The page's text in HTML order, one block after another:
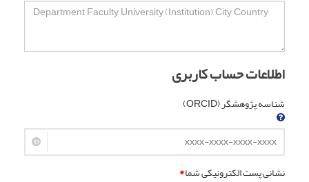
اطلاعات حساب کاربری
شناسه پژوهشگر (ORCID)
نشانی پست الکترونیکی شما*